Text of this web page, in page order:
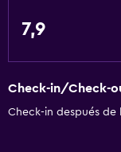
7,9
Check-in/Check-
Check-in después de